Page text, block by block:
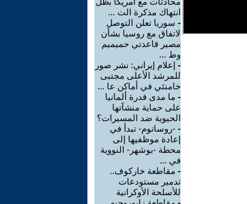
انتهاك مذكرة الت ...
- سوريا تعلن التوصل
لاتفاق مع روسيا بشأن
مصير قاعدتي حميميم
وط ...
- إعلام إيراني: نشر صور
للمرشد الأعلى مجتبى
خامنئي في أماكن عا ...
- ما مدى قدرة ألمانيا
على حماية منشآتها
الحيوية ضد المسيرات؟
- -روساتوم- تبدأ في
إعادة موظفيها إلى
محطة -بوشهر- النووية
في ...
- مقاطعة خاركوف..
تدمير مستودعات
للأسلحة الأوكرانية